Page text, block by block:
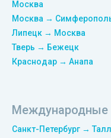
Москва
Москва →
Липецк → Москва
Тверь → Бежецк
Краснодар → Анапа
Международные
Санкт-Петербург →